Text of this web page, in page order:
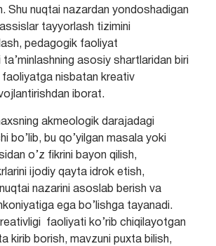
Shu nuqtai nazardan yondoshadigan
tayyorlash tizimini
pedagogik faoliyat
asosiy shartlaridan biri
faoliyatga nisbatan kreativ
iborat.
akmeologik darajadagi
bo’lib, bu qo’yilgan masala yoki
o’z fikrini bayon qilish,
ijodiy qayta idrok etish,
nazarini asoslab berish va
ega bo’lishga tayanadi.
faoliyati ko’rib chiqilayotgan
kirib borish, mavzuni puxta bilish,